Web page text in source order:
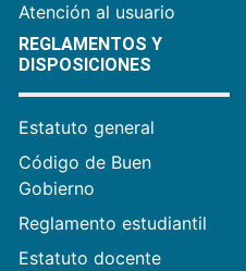
Atención al usuario
REGLAMENTOS Y
DISPOSICIONES
Estatuto general
Código de Buen
Gobierno
Reglamento estudiantil
Estatuto docente